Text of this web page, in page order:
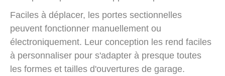
Faciles à déplacer, les portes sectionnelles
peuvent fonctionner manuellement ou
électroniquement. Leur conception les rend faciles
à personnaliser pour s'adapter à presque toutes
les formes et tailles d'ouvertures de garage.